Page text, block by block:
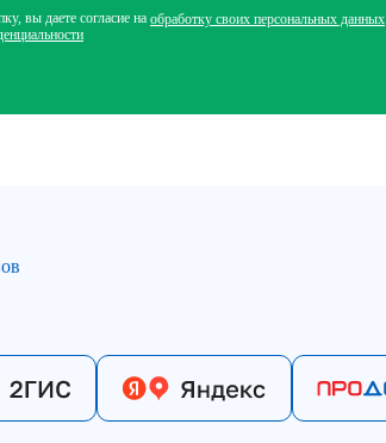
вы даете согласие на обработку своих персональных данных